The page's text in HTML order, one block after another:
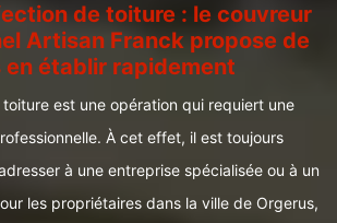
de toiture : le couvreur
Artisan Franck propose de
en établir rapidement
est une opération qui requiert une
À cet effet, il est toujours
à une entreprise spécialisée ou à un
les propriétaires dans la ville de Orgerus,